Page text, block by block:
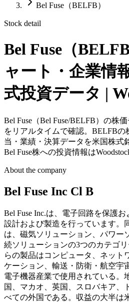
Bel Fuse（BELFB）
Stock detail
Bel Fuse（BELFB
ャート・企業情
式投資データ |
Bel Fuse（Bel Fuse/BELFB）の株
をリアルタイムで確認。BELFB
当・業績・決算データを米国株式
Bel Fuse株への投資情報は
About the company
Bel Fuse Inc Cl B
Bel Fuse Inc.は、電子回路を保護
設計および製造を行っています。
は、磁気ソリューション、パワー
続ソリューションの3つのカテゴ
らの製品はコンピュータ、ネット
ケーション、輸送・防衛・航空宇
電子機器産業で使用されている。
国、マカオ、英国、スロバキア、
べての外国である。収益の大半は